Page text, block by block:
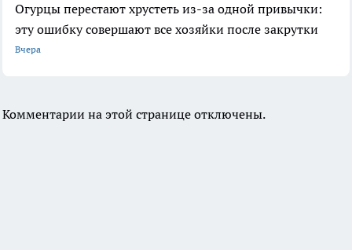
Огурцы перестают хрустеть из-за одной привычки:
эту ошибку совершают все хозяйки после закрутки
Вчера
Комментарии на этой странице отключены.